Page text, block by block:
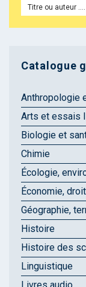
Catalogue
Anthropologie
Arts et essais
Biologie et
Chimie
Écologie,
Économie, droit
Géographie,
Histoire
Histoire des
Linguistique